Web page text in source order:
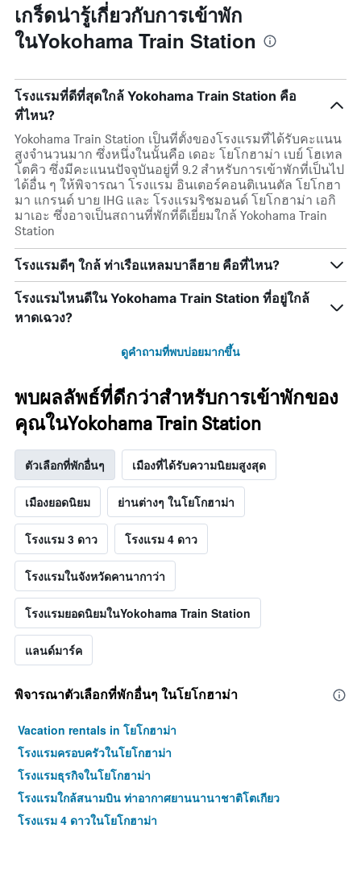
เกร็ดน่ารู้เกี่ยวกับการเข้าพัก
ในYokohama Train Station
โรงแรมที่ดีที่สุดใกล้ Yokohama Train Station คือ
ที่ไหน?
Yokohama Train Station เป็นที่ตั้งของโรงแรมที่ได้รับคะแนน
สูงจำนวนมาก ซึ่งหนึ่งในนั้นคือ เดอะ โยโกฮาม่า เบย์ โฮเทล
โตคิว ซึ่งมีคะแนนปัจจุบันอยู่ที่ 9.2 สำหรับการเข้าพักที่เป็นไป
ได้อื่น ๆ ให้พิจารณา โรงแรม อินเตอร์คอนติเนนตัล โยโกฮา
มา แกรนด์ บาย IHG และ โรงแรมริชมอนด์ โยโกฮาม่า เอกิ
มาเอะ ซึ่งอาจเป็นสถานที่พักที่ดีเยี่ยมใกล้ Yokohama Train
Station
โรงแรมดีๆ ใกล้ ท่าเรือแหลมบาลีฮาย คือที่ไหน?
โรงแรมไหนดีใน Yokohama Train Station ที่อยู่ใกล้
หาดเฉวง?
ดูคำถามที่พบบ่อยมากขึ้น
พบผลลัพธ์ที่ดีกว่าสำหรับการเข้าพักของ
คุณในYokohama Train Station
ตัวเลือกที่พักอื่นๆ เมืองที่ได้รับความนิยมสูงสุด
เมืองยอดนิยม ย่านต่างๆ ในโยโกฮาม่า
โรงแรม 3 ดาว โรงแรม 4 ดาว
โรงแรมในจังหวัดคานากาว่า
โรงแรมยอดนิยมในYokohama Train Station
แลนด์มาร์ค
พิจารณาตัวเลือกที่พักอื่นๆ ในโยโกฮาม่า
Vacation rentals in โยโกฮาม่า
โรงแรมครอบครัวในโยโกฮาม่า
โรงแรมธุรกิจในโยโกฮาม่า
โรงแรมใกล้สนามบิน ท่าอากาศยานนานาชาติโตเกียว
โรงแรม 4 ดาวในโยโกฮาม่า